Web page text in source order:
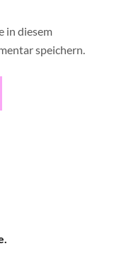
in diesem
speichern.